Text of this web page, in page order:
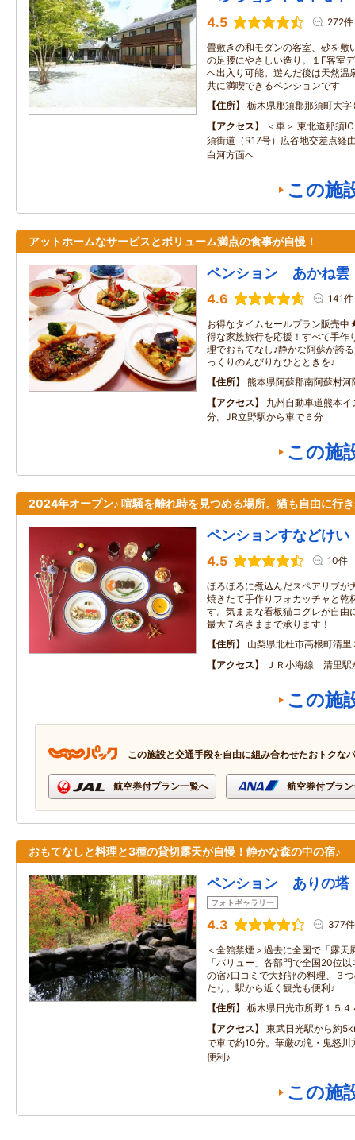
4.5 272件
畳敷きの和モダンの客室、砂を敷
の足腰にやさしい造り。１F客室
へ出入り可能。遊んだ後は天然温
共に満喫できるペンションです
住所
栃木県那須郡那須町大字
アクセス
＜車＞ 東北道那須
須街道（R17号）広谷地交差点経
白河方面へ
この施
アットホームなサービスとボリューム満点の食事が自慢！
ペンション あかね雲
4.6 141件
お得なタイムセールプラン販売
得な家族旅行を応援！すべて手作
理でおもてなし♪静かな阿蘇が誇
っくりのんびりなひとときを♪
住所
熊本県阿蘇郡南阿蘇村河
アクセス
九州自動車道熊本
分。JR立野駅から車で６分
この施
2024年オープン♪ 喧騒を離れ時を見つめる場所。猫も自由に行
ペンションすなどけい
4.5 10件
ほろほろに煮込んだスペアリブが
焼きたて手作りフォカッチャと乾
す。気ままな看板猫コグレが自由
最大７名さままで承ります！
住所
山梨県北杜市高根町清
アクセス
ＪＲ小海線 清里駅
この施
この施設と交通手段を自由に組み合わせたおトクな
航空券付プラン一覧へ 航空券付プラ
おもてなしと料理と3種の貸切露天が自慢！静かな森の中の宿♪
ペンション ありの塔
フォトギャラリー
4.3 377件
＜全館禁煙＞過去に全国で「露天
「バリュー」各部門で全国20位
の宿♪口コミで大好評の料理、３
たり。駅から近く観光も便利♪
住所
栃木県日光市所野１５４
アクセス
東武日光駅から約
で車で約10分。華厳の滝・鬼怒
便利♪
この施